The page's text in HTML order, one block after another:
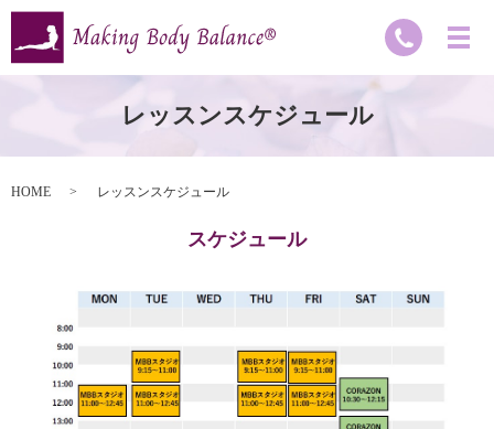
レッスンスケジュール
HOME レッスンスケジュール
スケジュール